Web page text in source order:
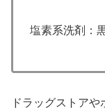
塩素系洗剤：
ドラッグストア